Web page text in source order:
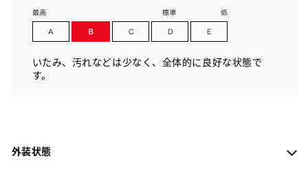
いたみ、汚れなどは少なく、全体的に良好な状態で
す。
外装状態